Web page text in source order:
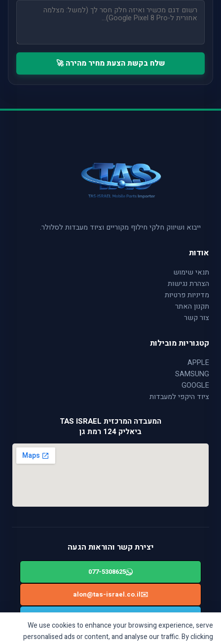
We use cookies to enhance your browsing experience, serve
personalised ads or content, and analyse our traffic. By clicking
שלח בקשת הצעת מחיר מהירה 🚀
ייבוא ושיווק חלקי חילוף מקוריים וציוד מעבדות לסלולר.
אודות
תנאי שימוש
הצהרת נגישות
מדיניות פרטיות
תקנון האתר
צור קשר
קטגוריות מובילות
APPLE
SAMSUNG
GOOGLE
ציוד היקפי למעבדות
המעבדה המרכזית TAS ISRAEL
ביאליק 124 רמת גן
יצירת קשר והוראות הגעה
077-5308625
✉️
alon@tas-israel.co.il